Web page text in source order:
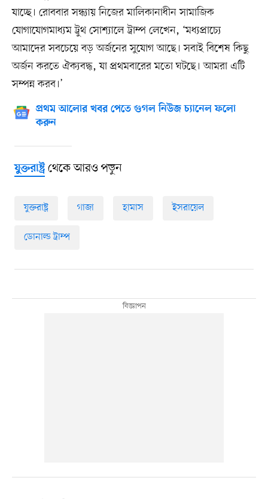
যাচ্ছে। রোববার সন্ধ্যায় নিজের মালিকানাধীন সামাজিক
যোগাযোগমাধ্যম ট্রুথ সোশ্যালে ট্রাম্প লেখেন, ‘মধ্যপ্রাচ্যে
আমাদের সবচেয়ে বড় অর্জনের সুযোগ আছে। সবাই বিশেষ কিছু
অর্জন করতে ঐক্যবদ্ধ, যা প্রথমবারের মতো ঘটছে। আমরা এটি
সম্পন্ন করব।’
প্রথম আলোর খবর পেতে গুগল নিউজ চ্যানেল ফলো
করুন
যুক্তরাষ্ট্রথেকে আরও পড়ুন
যুক্তরাষ্ট্র গাজা হামাস ইসরায়েল
ডোনাল্ড ট্রাম্প